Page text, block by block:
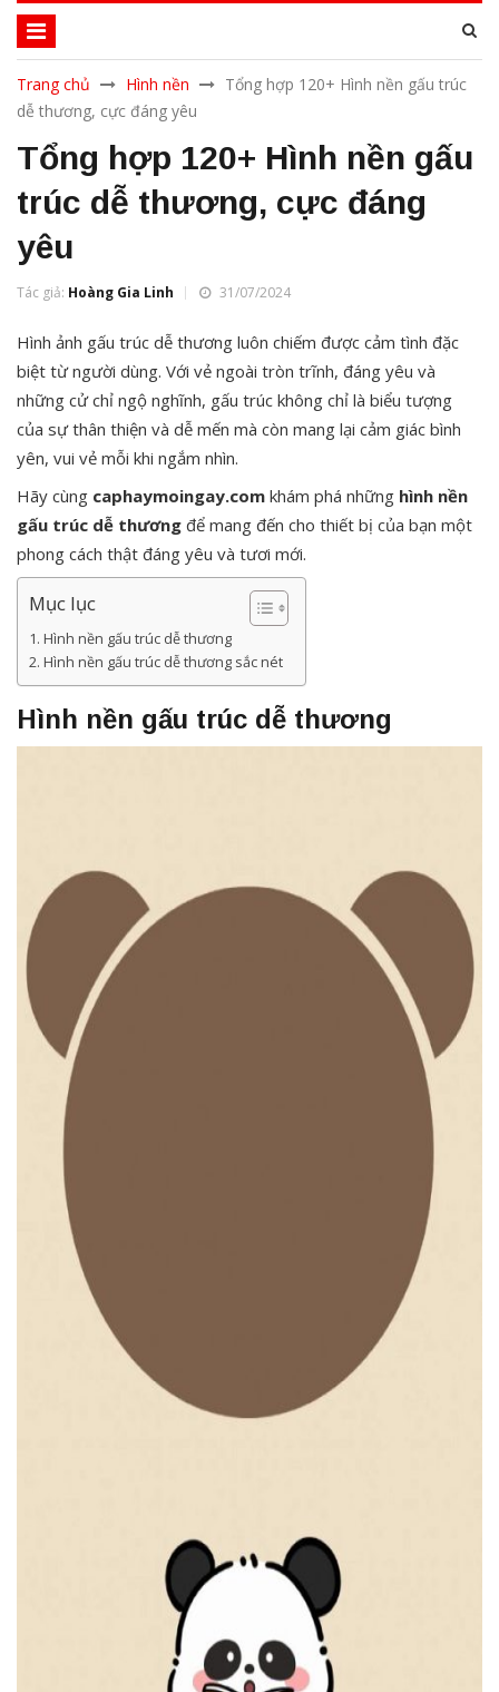
Trang chủ Hình nền
Tổng hợp 120+ Hình nền gấu trúc
dễ thương, cực đáng yêu
Tổng hợp 120+ Hình nền gấu
trúc dễ thương, cực đáng
yêu
Tác giả: Hoàng Gia Linh 31/07/2024
Hình ảnh gấu trúc dễ thương luôn chiếm được cảm tình đặc
biệt từ người dùng. Với vẻ ngoài tròn trĩnh, đáng yêu và
những cử chỉ ngộ nghĩnh, gấu trúc không chỉ là biểu tượng
của sự thân thiện và dễ mến mà còn mang lại cảm giác bình
yên, vui vẻ mỗi khi ngắm nhìn.
Hãy cùng caphaymoingay.com khám phá những hình nền
gấu trúc dễ thương để mang đến cho thiết bị của bạn một
phong cách thật đáng yêu và tươi mới.
Mục lục
Hình nền gấu trúc dễ thương
Hình nền gấu trúc dễ thương sắc nét
Hình nền gấu trúc dễ thương